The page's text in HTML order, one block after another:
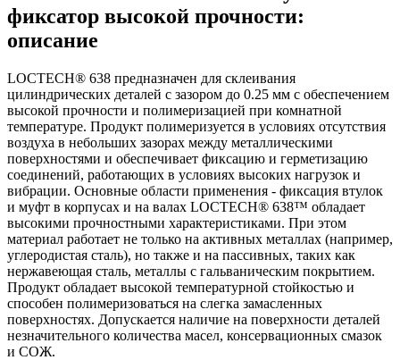
фиксатор высокой прочности:
описание
LOCTECH® 638 предназначен для склеивания
цилиндрических деталей с зазором до 0.25 мм с обеспечением
высокой прочности и полимеризацией при комнатной
температуре. Продукт полимеризуется в условиях отсутствия
воздуха в небольших зазорах между металлическими
поверхностями и обеспечивает фиксацию и герметизацию
соединений, работающих в условиях высоких нагрузок и
вибрации. Основные области применения - фиксация втулок
и муфт в корпусах и на валах LOCTECH® 638™ обладает
высокими прочностными характеристиками. При этом
материал работает не только на активных металлах (например,
углеродистая сталь), но также и на пассивных, таких как
нержавеющая сталь, металлы с гальваническим покрытием.
Продукт обладает высокой температурной стойкостью и
способен полимеризоваться на слегка замасленных
поверхностях. Допускается наличие на поверхности деталей
незначительного количества масел, консервационных смазок
и СОЖ.